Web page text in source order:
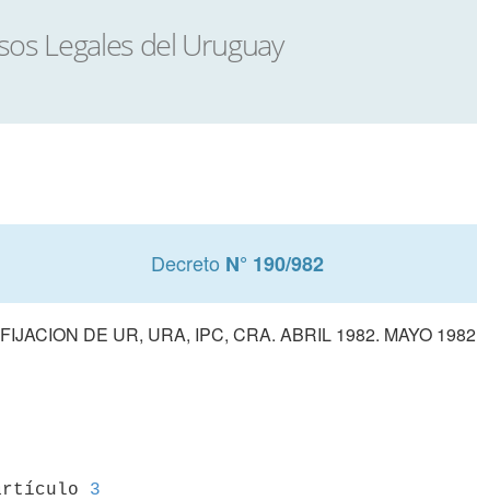
Decreto N° 190/982
FIJACION DE UR, URA, IPC, CRA. ABRIL 1982. MAYO 1982
3